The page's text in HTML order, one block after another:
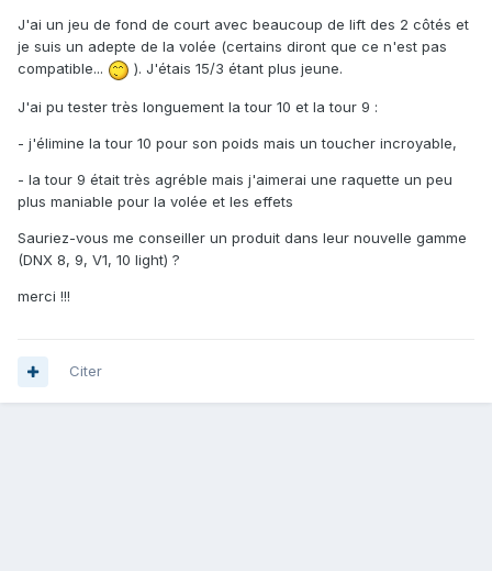
J'ai un jeu de fond de court avec beaucoup de lift des 2 côtés et
je suis un adepte de la volée (certains diront que ce n'est pas
compatible...
). J'étais 15/3 étant plus jeune.
J'ai pu tester très longuement la tour 10 et la tour 9 :
- j'élimine la tour 10 pour son poids mais un toucher incroyable,
- la tour 9 était très agréble mais j'aimerai une raquette un peu
plus maniable pour la volée et les effets
Sauriez-vous me conseiller un produit dans leur nouvelle gamme
(DNX 8, 9, V1, 10 light) ?
merci !!!
Citer